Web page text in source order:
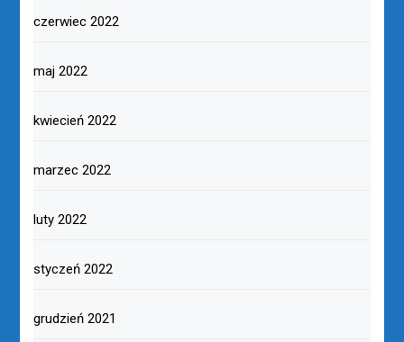
czerwiec 2022
maj 2022
kwiecień 2022
marzec 2022
luty 2022
styczeń 2022
grudzień 2021